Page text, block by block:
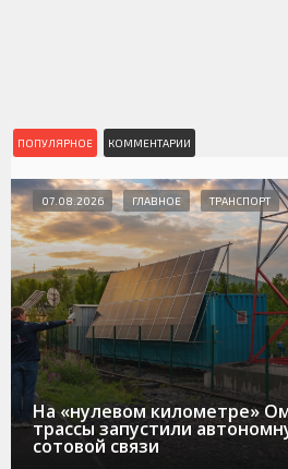
ПОПУЛЯРНОЕ КОММЕНТАРИИ
На «нулевом километре»
трассы запустили
сотовой связи
07.08.2026 ГЛАВНОЕ ТРАНСПОРТ